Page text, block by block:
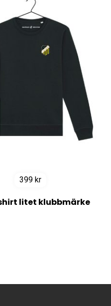
399 kr
litet klubbmärke